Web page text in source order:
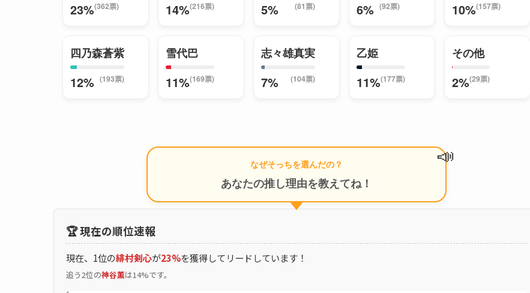
23%(362票) 14%(216票) 5% (81票) 6% (92票) 10%(157票)
四乃森蒼紫
12% (193票)
雪代巴
11%(169票)
志々雄真実
7% (104票)
乙姫
11%(177票)
その他
2%(29票)
なぜそっちを選んだの？
あなたの推し理由を教えてね！
📣
🏆 現在の順位速報
現在、1位の緋村剣心が23%を獲得してリードしています！
追う2位の神谷薫は14%です。